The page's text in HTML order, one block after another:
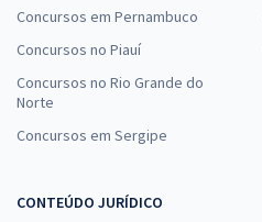
Concursos em Pernambuco
Concursos no Piauí
Concursos no Rio Grande do
Norte
Concursos em Sergipe
CONTEÚDO JURÍDICO